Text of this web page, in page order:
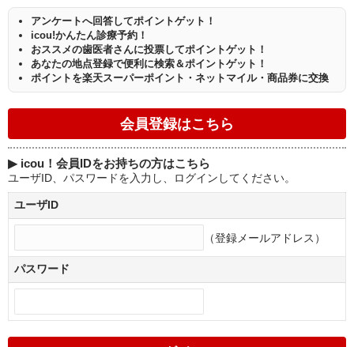
アンケートへ回答してポイントゲット！
icou!かんたん診療予約！
おススメの歯医者さんに投票してポイントゲット！
あなたの地点登録で便利に検索＆ポイントゲット！
ポイントを楽天スーパーポイント・ネットマイル・商品券に交換
▶ icou！会員IDをお持ちの方はこちら
ユーザID、パスワードを入力し、ログインしてください。
ユーザID
（登録メールアドレス）
パスワード